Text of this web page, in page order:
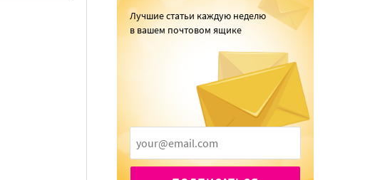
Лучшие статьи каждую неделю
в вашем почтовом ящике